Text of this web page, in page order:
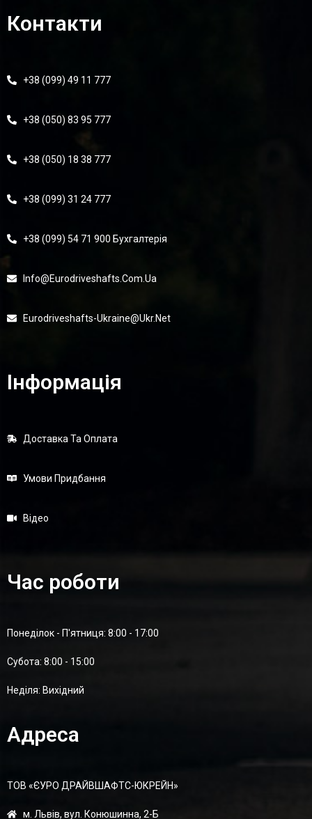
Контакти
+38 (099) 49 11 777
+38 (050) 83 95 777
+38 (050) 18 38 777
+38 (099) 31 24 777
+38 (099) 54 71 900 Бухгалтерія
Info@eurodriveshafts.com.ua
Eurodriveshafts-Ukraine@ukr.net
Інформація
Доставка Та Оплата
Умови Придбання
Відео
Час роботи
Понеділок - П'ятниця: 8:00 - 17:00
Суботa: 8:00 - 15:00
Неділя: Вихідний
Адреса
ТОВ «ЄУРО ДРАЙВШАФТC-ЮКРЕЙН»
м. Львів, вул. Конюшинна, 2-Б